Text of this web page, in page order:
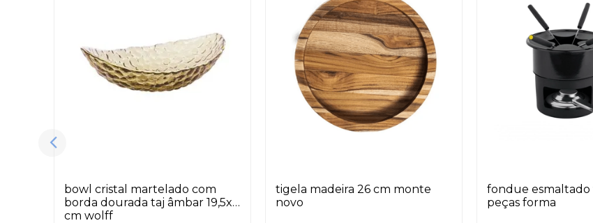
bowl cristal martelado com
borda dourada taj âmbar 19,5x11
cm wolff
tigela madeira 26 cm monte
novo
fondue esmaltado
peças forma